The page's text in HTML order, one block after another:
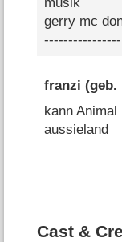
gerry mc
----------------
franzi (geb.
kann
aussieland
Cast &